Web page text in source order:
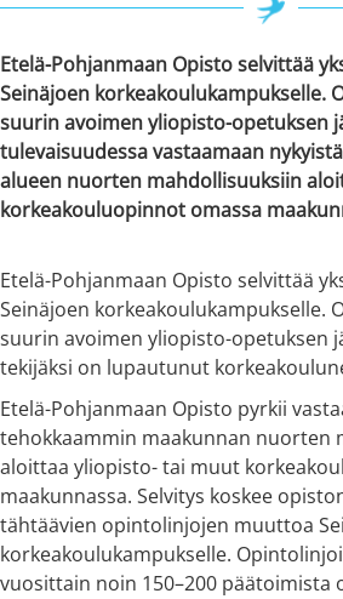
Etelä-Pohjanmaan Opisto selvittää
Seinäjoen korkeakoulukampukselle.
suurin avoimen yliopisto-opetuksen
tulevaisuudessa vastaamaan
alueen nuorten mahdollisuuksiin
korkeakouluopinnot omassa
Etelä-Pohjanmaan Opisto selvittää
Seinäjoen korkeakoulukampukselle.
suurin avoimen yliopisto-opetuksen
tekijäksi on lupautunut
Etelä-Pohjanmaan Opisto pyrkii
tehokkaammin maakunnan nuorten
aloittaa yliopisto- tai muut
maakunnassa. Selvitys koskee
tähtäävien opintolinjojen muuttoa
korkeakoulukampukselle.
vuosittain noin 150–200 päätoimista